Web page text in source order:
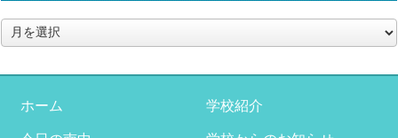
ア
ー
イ
ホーム 学校紹介